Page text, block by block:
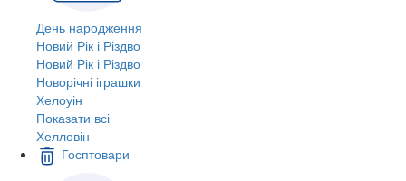
День народження
Новий Рік і Різдво
Новий Рік і Різдво
Новорічні іграшки
Хелоуін
Показати всі
Хелловін
Госптовари